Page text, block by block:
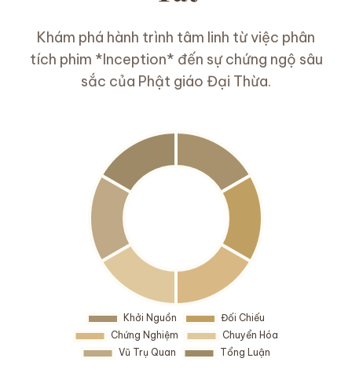
Khám phá hành trình tâm linh từ việc phân
tích phim *Inception* đến sự chứng ngộ sâu
sắc của Phật giáo Đại Thừa.